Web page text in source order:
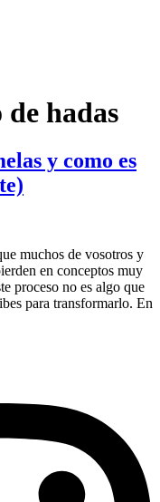
de hadas
y como es
muchos de vosotros y
en conceptos muy
proceso no es algo que
para transformarlo. En